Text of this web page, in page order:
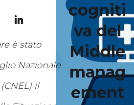
è stato
Nazionale
il
cogniti
va del
Middle
manag
ement